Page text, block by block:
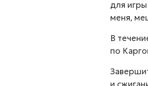
для
меня,
В
по